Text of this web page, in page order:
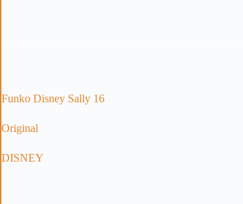
Funko Disney Sally 16
Original
DISNEY